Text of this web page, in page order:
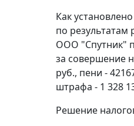
Как
по
ООО "Спутник"
за совершение
руб., пени -
штрафа - 1 328
Решение